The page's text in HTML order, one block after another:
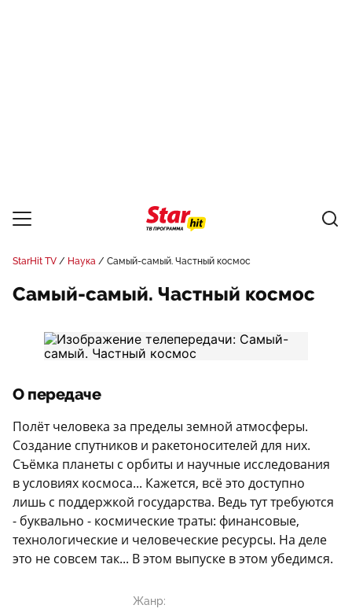
StarHit TV Наука Самый-самый. Частный космос
Самый-самый. Частный космос
О передаче
Полёт человека за пределы земной атмосферы.
Создание спутников и ракетоносителей для них.
Съёмка планеты с орбиты и научные исследования
в условиях космоса... Кажется, всё это доступно
лишь с поддержкой государства. Ведь тут требуются
- буквально - космические траты: финансовые,
технологические и человеческие ресурсы. На деле
это не совсем так... В этом выпуске в этом убедимся.
Жанр: